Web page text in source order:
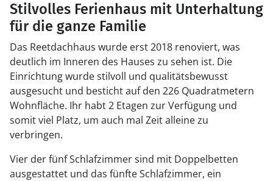
Stilvolles Ferienhaus mit Unterhaltung
für die ganze Familie
Das Reetdachhaus wurde erst 2018 renoviert, was
deutlich im Inneren des Hauses zu sehen ist. Die
Einrichtung wurde stilvoll und qualitätsbewusst
ausgesucht und besticht auf den 226 Quadratmetern
Wohnfläche. Ihr habt 2 Etagen zur Verfügung und
somit viel Platz, um auch mal Zeit alleine zu
verbringen.
Vier der fünf Schlafzimmer sind mit Doppelbetten
ausgestattet und das fünfte Schlafzimmer, ein